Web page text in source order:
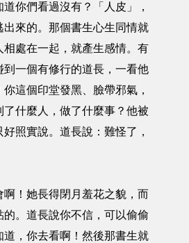
你們看過沒有？「人皮」，
出來的。那個書生心生同情就
相處在一起，就產生感情。有
到一個有修行的道長，一看他
這個印堂發黑、臉帶邪氣，
了什麼人，做了什麼事？他被
照實說。道長說：難怪了，
！她長得閉月羞花之貌，而
的。道長說你不信，可以偷偷
道，你去看啊！然後那書生就